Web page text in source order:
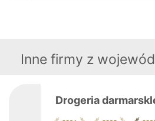
Inne firmy z
Drogeria